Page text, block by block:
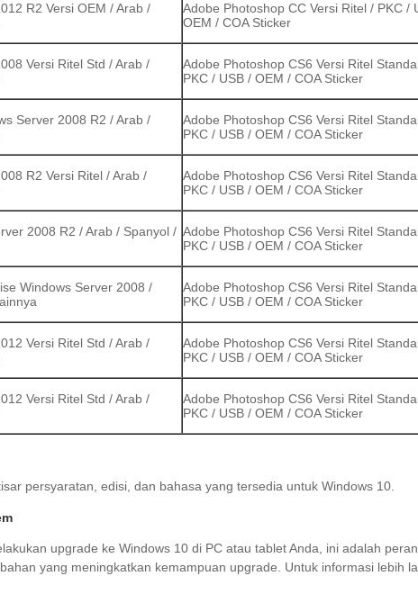
R2 Versi OEM / Arab /
Adobe Photoshop CC Versi Ritel / PKC /
OEM / COA Sticker
Versi Ritel Std / Arab /
Adobe Photoshop CS6 Versi Ritel
PKC / USB / OEM / COA Sticker
Server 2008 R2 / Arab /
Adobe Photoshop CS6 Versi Ritel
PKC / USB / OEM / COA Sticker
R2 Versi Ritel / Arab /
Adobe Photoshop CS6 Versi Ritel
PKC / USB / OEM / COA Sticker
2008 R2 / Arab / Spanyol / Adobe Photoshop CS6 Versi Ritel
PKC / USB / OEM / COA Sticker
Windows Server 2008 /
Adobe Photoshop CS6 Versi Ritel
PKC / USB / OEM / COA Sticker
Versi Ritel Std / Arab /
Adobe Photoshop CS6 Versi Ritel
PKC / USB / OEM / COA Sticker
Versi Ritel Std / Arab /
Adobe Photoshop CS6 Versi Ritel
PKC / USB / OEM / COA Sticker
persyaratan, edisi, dan bahasa yang tersedia untuk Windows 10.
upgrade ke Windows 10 di PC atau tablet Anda, ini adalah
yang meningkatkan kemampuan upgrade.
Untuk informasi lebih